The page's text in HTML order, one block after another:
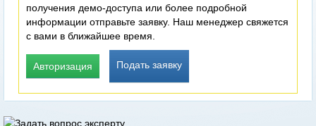
получения демо-доступа или более подробной
информации отправьте заявку. Наш менеджер свяжется
с вами в ближайшее время.
Авторизация Подать заявку